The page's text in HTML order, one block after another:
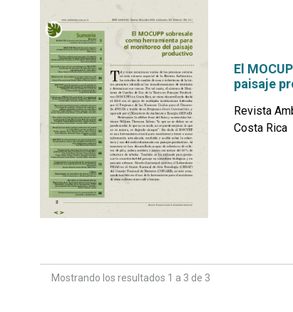
El
paisaje
Revista
Costa Rica
Mostrando los resultados 1 a 3 de 3